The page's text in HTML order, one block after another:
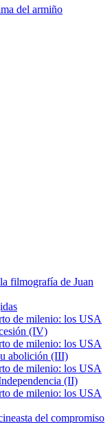
del armiño
filmografía de Juan
de milenio: los USA
(IV)
de milenio: los USA
abolición (III)
de milenio: los USA
(II)
de milenio: los USA
del compromiso